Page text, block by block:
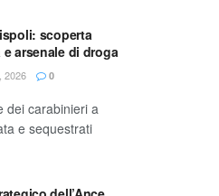
scoperta
arsenale di droga
2026 0
dei carabinieri a
e sequestrati